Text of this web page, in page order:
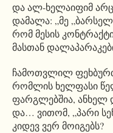
და ალ-ხელაიფიმ
დამალა: „მე
რომ მესის
მასთან
ჩამოთვლილ
რომლის ხელფასი
ფარგლებშია, ანხელ
და… ვითომ, „პარი
კიდევ ვერ მოიგებს?